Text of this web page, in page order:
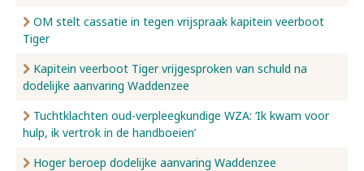
OM stelt cassatie in tegen vrijspraak kapitein veerboot
Tiger
Kapitein veerboot Tiger vrijgesproken van schuld na
dodelijke aanvaring Waddenzee
Tuchtklachten oud-verpleegkundige WZA: ‘Ik kwam voor
hulp, ik vertrok in de handboeien’
Hoger beroep dodelijke aanvaring Waddenzee